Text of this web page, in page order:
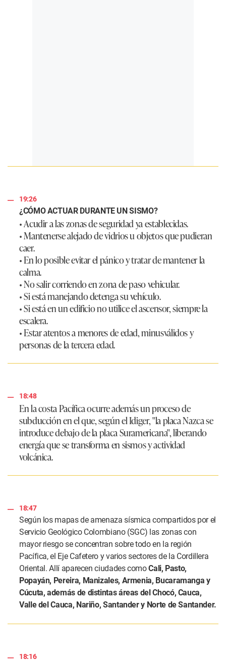
19:26
¿CÓMO ACTUAR DURANTE UN SISMO?
• Acudir a las zonas de seguridad ya establecidas.
• Mantenerse alejado de vidrios u objetos que pudieran
caer.
• En lo posible evitar el pánico y tratar de mantener la
calma.
• No salir corriendo en zona de paso vehicular.
• Si está manejando detenga su vehículo.
• Si está en un edificio no utilice el ascensor, siempre la
escalera.
• Estar atentos a menores de edad, minusválidos y
personas de la tercera edad.
18:48
En la costa Pacífica ocurre además un proceso de
subducción en el que, según el Idiger, "la placa Nazca se
introduce debajo de la placa Suramericana", liberando
energía que se transforma en sismos y actividad
volcánica.
18:47
Según los mapas de amenaza sísmica compartidos por el
Servicio Geológico Colombiano (SGC) las zonas con
mayor riesgo se concentran sobre todo en la región
Pacífica, el Eje Cafetero y varios sectores de la Cordillera
Oriental. Allí aparecen ciudades comoCali, Pasto,
Popayán, Pereira, Manizales, Armenia, Bucaramanga y
Cúcuta, además de distintas áreas del Chocó, Cauca,
Valle del Cauca, Nariño, Santander y Norte de Santander.
18:16